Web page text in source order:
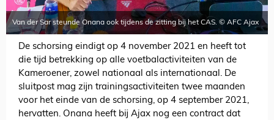
Van der Sar steunde Onana ook tijdens de zitting bij het CAS. © AFC Ajax
De schorsing eindigt op 4 november 2021 en heeft tot
die tijd betrekking op alle voetbalactiviteiten van de
Kameroener, zowel nationaal als internationaal. De
sluitpost mag zijn trainingsactiviteiten twee maanden
voor het einde van de schorsing, op 4 september 2021,
hervatten. Onana heeft bij Ajax nog een contract dat